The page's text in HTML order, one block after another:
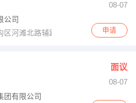
08-07
公司
区河滩北路辅路538号
申请
面议
08-07
团有限公司